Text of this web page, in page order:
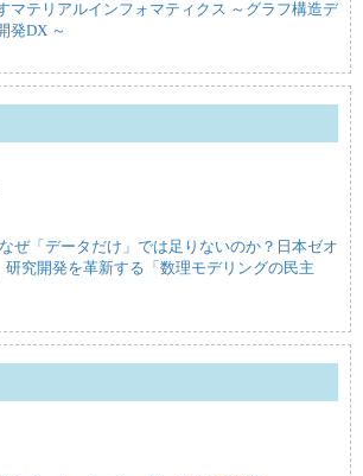
マテリアルインフォマティクス ～グラフ構造デ
発DX ～
ぜ「データだけ」では足りないのか？日本ゼオ
研究開発を革新する「数理モデリングの民主